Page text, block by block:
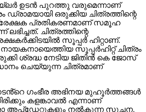
ഉടൻ പുറത്തു വരുമെന്നാണ്
ഒരുക്കിയ ചിത്രത്തിന്റെ
പ്രതികരണമാണ് സമൂഹ
ലഭിച്ചത്. ചിത്രത്തിന്റെ
സൂപ്പർ ഹിറ്റാണ്.
സൂപ്പർഹിറ്റ് ചിത്രം
ശ്രദ്ധ നേടിയ ജിതിൻ കെ ജോസ്
ചെയ്യുന്ന ചിത്രമാണ്
ഗംഭീര അഭിനയ മുഹൂർത്തങ്ങൾ
കളങ്കാവൽ എന്നാണ്
അപ്‌ഡേറ്റുകളും നൽകുന്ന സൂചന.